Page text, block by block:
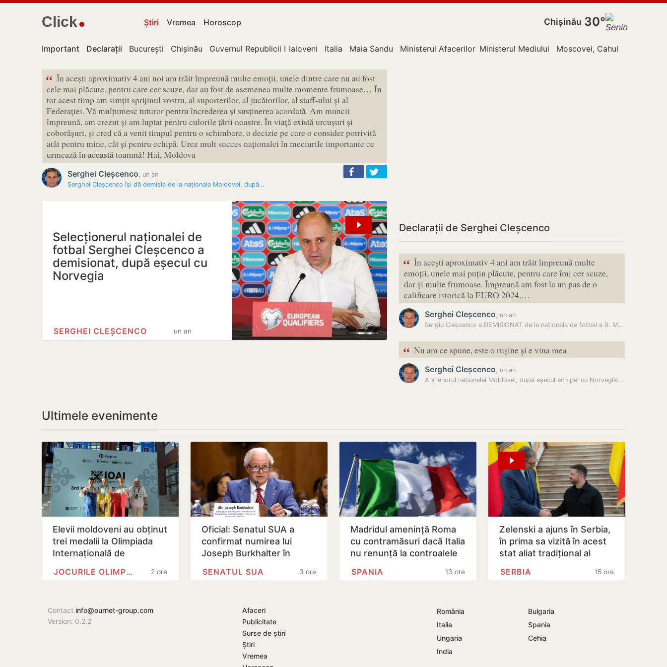
Click Știri Vremea Horoscop Chișinău 30°
Important Declarații București Chișinău Guvernul Republicii Moldova
Ialoveni Italia Maia Sandu Ministerul Afacerilor ExterneMinisterul Mediului Moscovei, Cahul
“ În acești aproximativ 4 ani noi am trăit împreună multe emoții, unele dintre care nu au fost
cele mai plăcute, pentru care cer scuze, dar au fost de asemenea multe momente frumoase… În
tot acest timp am simțit sprijinul vostru, al suporterilor, al jucătorilor, al staff-ului și al
Federației. Vă mulțumesc tuturor pentru încrederea și susținerea acordată. Am muncit
împreună, am crezut și am luptat pentru culorile țării noastre. În viață există urcușuri și
coborâșuri, și cred că a venit timpul pentru o schimbare, o decizie pe care o consider potrivită
atât pentru mine, cât și pentru echipă. Urez mult succes naționalei în meciurile importante ce
urmează în această toamnă! Hai, Moldova
Serghei Cleșcenco, un an
Serghei Cleșcenco își dă demisia de la naționala Moldovei, după…
Selecționerul naționalei de
fotbal Serghei Cleșcenco a
demisionat, după eșecul cu
Norvegia
un an
SERGHEI CLEȘCENCO
Declarații de Serghei Cleșcenco
“ În acești aproximativ 4 ani am trăit împreună multe
emoții, unele mai puțin plăcute, pentru care îmi cer scuze,
dar și multe frumoase. Împreună am fost la un pas de o
calificare istorică la EURO 2024,…
Serghei Cleșcenco, un an
Sergiu Cleșcenco a DEMISIONAT de la naționala de fotbal a R. Moldova,…
“ Nu am ce spune, este o rușine și e vina mea
Serghei Cleșcenco, un an
Antrenorul naționalei Moldovei, după eșecul echipei cu Norvegia: O…
Ultimele evenimente
Elevii moldoveni au obținut
trei medalii la Olimpiada
Internațională de
2 ore
JOCURILE OLIMPICE
Oficial: Senatul SUA a
confirmat numirea lui
Joseph Burkhalter în
Republica…
3 ore
SENATUL SUA
Madridul amenință Roma
cu contramăsuri dacă Italia
nu renunță la controalele
13 ore
SPANIA
Zelenski a ajuns în Serbia,
în prima sa vizită în acest
stat aliat tradițional al
15 ore
SERBIA
Contact info@ournet-group.com
Version: 0.2.2
Afaceri
Publicitate
Surse de știri
Știri
Vremea
România
Bulgaria
Italia
Spania
Ungaria
Cehia
India